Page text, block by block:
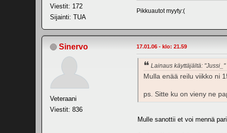
Viestit: 172
Sijainti: TUA
Pikkuautot myyty:(
Sinervo
Veteraani
Viestit: 836
17.01.06 - klo: 21.59
Lainaus käyttäjältä: "Jussi_"
Mulla enää reilu viikko ni
ps. Sitte ku on vieny ne
Mulle sanottii et voi mennä